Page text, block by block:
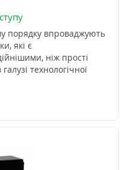
порядку впроваджують
які є
ніж прості
технологічної